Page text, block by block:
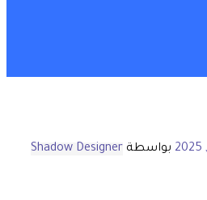
بواسطة Shadow Designer